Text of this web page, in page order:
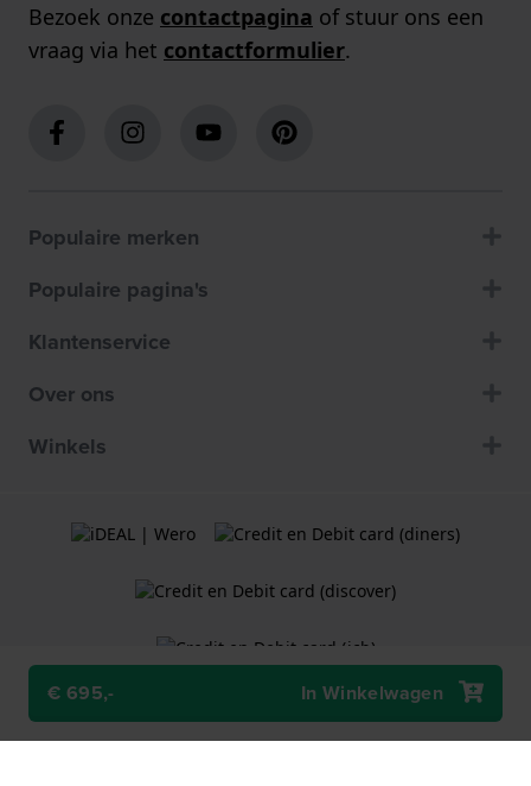
€ 695,- In Winkelwagen
Bezoek onze contactpagina of stuur ons een
vraag via het contactformulier.
Populaire merken
Populaire pagina's
Klantenservice
Over ons
Winkels